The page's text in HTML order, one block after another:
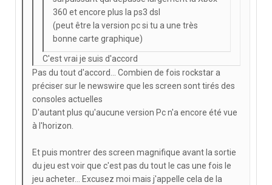
360 et encore plus la ps3 dsl
(peut être la version pc si tu a une très
bonne carte graphique)
C'est vrai je suis d'accord
Pas du tout d'accord... Combien de fois rockstar a
préciser sur le newswire que les screen sont tirés des
consoles actuelles
D'autant plus qu'aucune version Pc n'a encore été vue
à l'horizon.
Et puis montrer des screen magnifique avant la sortie
du jeu est voir que c'est pas du tout le cas une fois le
jeu acheter... Excusez moi mais j'appelle cela de la